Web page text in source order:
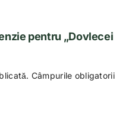
pentru „Dovlecei
Câmpurile obligatorii